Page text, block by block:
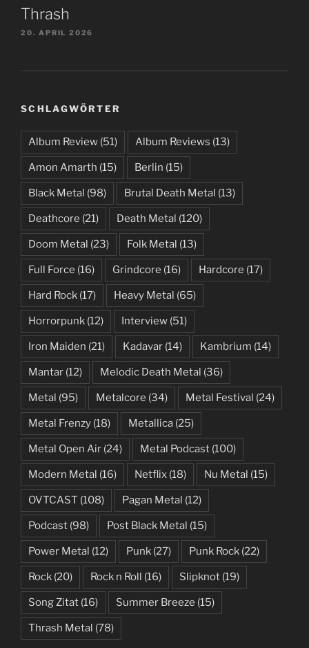
Thrash
20. APRIL 2026
SCHLAGWÖRTER
Album Review (51) Album Reviews (13)
Amon Amarth (15) Berlin (15)
Black Metal (98) Brutal Death Metal (13)
Deathcore (21) Death Metal (120)
Doom Metal (23) Folk Metal (13)
Full Force (16) Grindcore (16) Hardcore (17)
Hard Rock (17) Heavy Metal (65)
Horrorpunk (12) Interview (51)
Iron Maiden (21) Kadavar (14) Kambrium (14)
Mantar (12) Melodic Death Metal (36)
Metal (95) Metalcore (34) Metal Festival (24)
Metal Frenzy (18) Metallica (25)
Metal Open Air (24) Metal Podcast (100)
Modern Metal (16) Netflix (18) Nu Metal (15)
OVTCAST (108) Pagan Metal (12)
Podcast (98) Post Black Metal (15)
Power Metal (12) Punk (27) Punk Rock (22)
Rock (20) Rock n Roll (16) Slipknot (19)
Song Zitat (16) Summer Breeze (15)
Thrash Metal (78)